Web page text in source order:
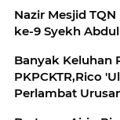
Nazir Mesjid
ke-9 Syekh
Banyak Keluhan
PKPCKTR,Rico
Perlambat